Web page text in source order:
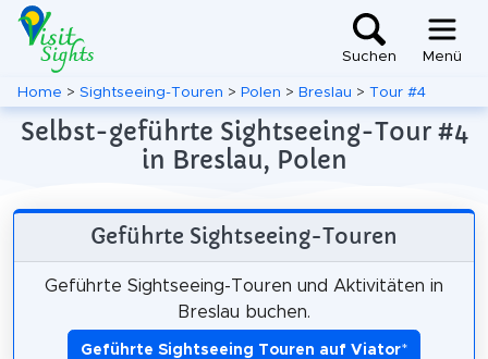
Suchen Menü
Home > Sightseeing-Touren > Polen > Breslau > Tour #4
Selbst-geführte Sightseeing-Tour #4
in Breslau, Polen
Geführte Sightseeing-Touren
Geführte Sightseeing-Touren und Aktivitäten in
Breslau buchen.
Geführte Sightseeing Touren auf Viator*